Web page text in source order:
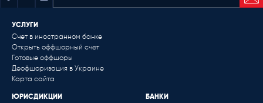
УСЛУГИ
Счет в иностранном банке
Открыть оффшорный счет
Готовые оффшоры
Деофшоризация в Украине
Карта сайта
ЮРИСДИКЦИИ
БАНКИ